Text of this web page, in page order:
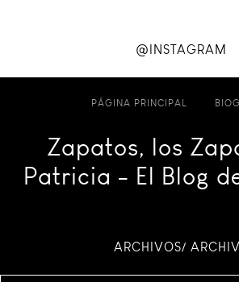
@INSTAGRAM
PÁGINA PRINCIPAL
Zapatos, los
Patricia - El Blog
ARCHIVOS/